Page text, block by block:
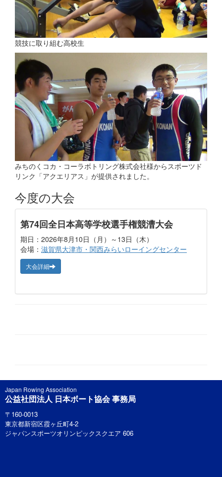
競技に取り組む高校生
みちのくコカ・コーラボトリング株式会社様からスポーツド
リンク「アクエリアス」が提供されました。
今度の大会
第74回全日本高等学校選手権競漕大会
期日：2026年8月10日（月）～13日（木）
会場： 滋賀県大津市・関西みらいローイングセンター
大会詳細
Japan Rowing Association
公益社団法人 日本ボート協会 事務局
〒160-0013
東京都新宿区霞ヶ丘町4-2
ジャパンスポーツオリンピックスクエア 606